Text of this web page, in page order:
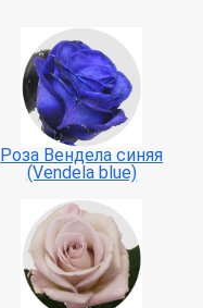
Роза Вендела синяя
(Vendela blue)